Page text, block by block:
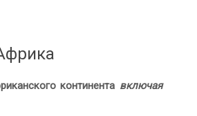
континента включая